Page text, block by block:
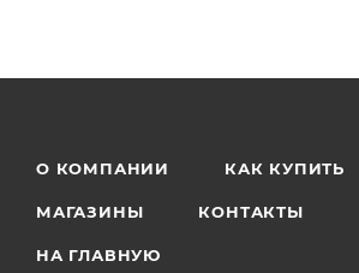
О КОМПАНИИ КАК КУПИТЬ
МАГАЗИНЫ КОНТАКТЫ
НА ГЛАВНУЮ